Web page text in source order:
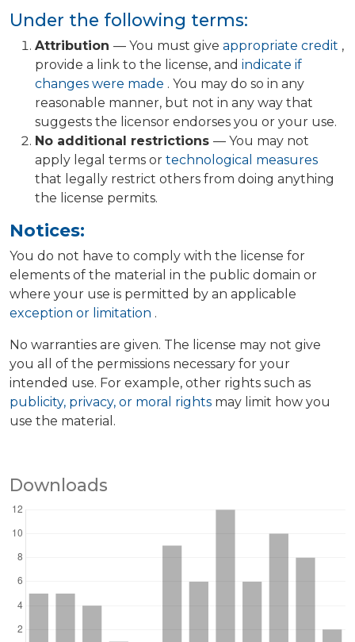
Under the following terms:
Attribution — You must give appropriate credit ,
provide a link to the license, and indicate if
changes were made . You may do so in any
reasonable manner, but not in any way that
suggests the licensor endorses you or your use.
No additional restrictions — You may not
apply legal terms or technological measures
that legally restrict others from doing anything
the license permits.
Notices:
You do not have to comply with the license for
elements of the material in the public domain or
where your use is permitted by an applicable
exception or limitation .
No warranties are given. The license may not give
you all of the permissions necessary for your
intended use. For example, other rights such as
publicity, privacy, or moral rights may limit how you
use the material.
Downloads